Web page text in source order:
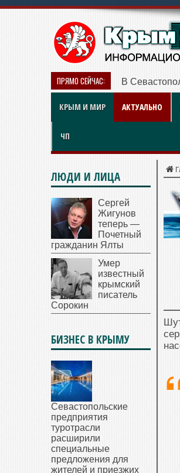
ПРЯМО СЕЙЧАС: В
КРЫМ И МИР АКТУАЛЬНО
ЧП
ЛЮДИ И ЛИЦА
Сергей
Жигунов
теперь —
Почетный
гражданин Ялты
Умер
известный
крымский
писатель
Сорокин
БИЗНЕС В КРЫМУ
Севастопольские
предприятия
туротрасли
расширили
специальные
предложения для
жителей и приезжих